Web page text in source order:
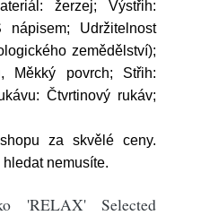
žerzej; Výstřih:
Udržitelnost
zemědělství);
Měkký povrch; Střih:
Čtvrtinový rukáv;
za skvělé ceny.
nemusíte.
'RELAX' Selected